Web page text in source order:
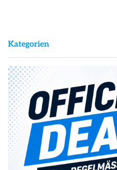
Kategorien